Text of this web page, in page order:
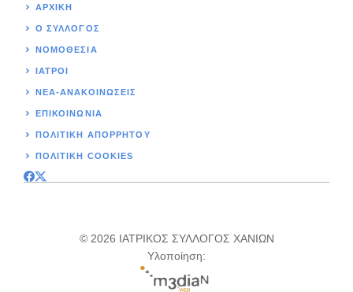
ΑΡΧΙΚΉ
Ο ΣΥΛΛΟΓΟΣ
ΝΟΜΟΘΕΣΊΑ
ΙΑΤΡΟΙ
ΝΕΑ-ΑΝΑΚΟΙΝΩΣΕΙΣ
ΕΠΙΚΟΙΝΩΝΊΑ
ΠΟΛΙΤΙΚΉ ΑΠΟΡΡΗΤΟΥ
ΠΟΛΙΤΙΚΗ COOKIES
© 2026 ΙΑΤΡΙΚΟΣ ΣΥΛΛΟΓΟΣ ΧΑΝΙΩΝ
Υλοποίηση: